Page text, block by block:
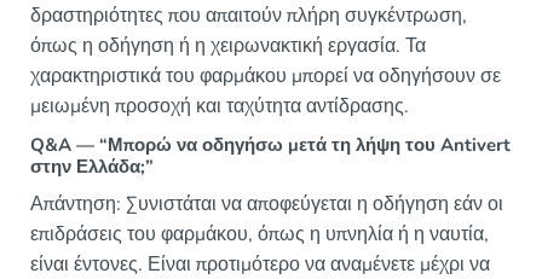
δραστηριότητες που απαιτούν πλήρη συγκέντρωση,
όπως η οδήγηση ή η χειρωνακτική εργασία. Τα
χαρακτηριστικά του φαρμάκου μπορεί να οδηγήσουν σε
μειωμένη προσοχή και ταχύτητα αντίδρασης.
Q&A — “Μπορώ να οδηγήσω μετά τη λήψη του Antivert
στην Ελλάδα;”
Απάντηση: Συνιστάται να αποφεύγεται η οδήγηση εάν οι
επιδράσεις του φαρμάκου, όπως η υπνηλία ή η ναυτία,
είναι έντονες. Είναι προτιμότερο να αναμένετε μέχρι να